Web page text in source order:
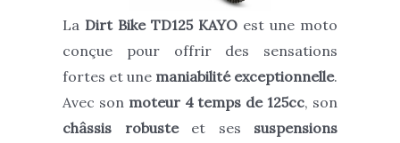
La Dirt Bike TD125 KAYO est une moto
conçue pour offrir des sensations
fortes et une maniabilité exceptionnelle.
Avec son moteur 4 temps de 125cc, son
châssis robusteet ses suspensions